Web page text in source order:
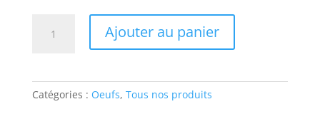
Ajouter au panier
Catégories : Oeufs, Tous nos produits